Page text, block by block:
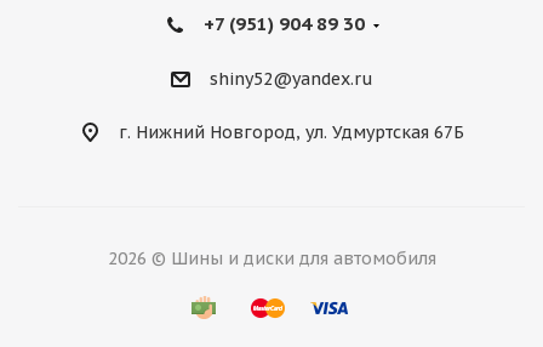
+7 (951) 904 89 30
shiny52@yandex.ru
г. Нижний Новгород, ул. Удмуртская 67Б
2026 © Шины и диски для автомобиля